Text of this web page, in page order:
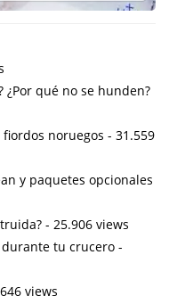
¿Por qué no se hunden?
noruegos - 31.559
y paquetes opcionales
- 25.906 views
durante tu crucero -
views